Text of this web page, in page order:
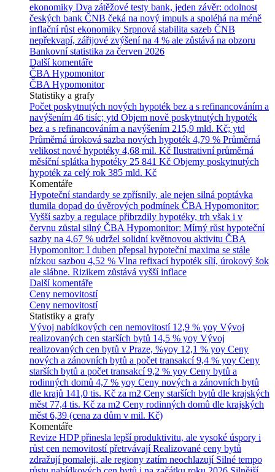
ekonomiky Dva zátěžové testy bank, jeden závěr: odolnost
českých bank ČNB čeká na nový impuls a spoléhá na méně
inflační růst ekonomiky Srpnová stabilita sazeb ČNB
nepřekvapí, zářijové zvýšení na 4 % ale zůstává na obzoru
Bankovní statistika za červen 2026
Další komentáře
ČBA Hypomonitor
ČBA Hypomonitor
Statistiky a grafy
Počet poskytnutých nových hypoték bez a s refinancováním a
navýšením 46 tisíc; ytd Objem nově poskytnutých hypoték
bez a s refinancováním a navýšením 215,9 mld. Kč; ytd
Průměrná úroková sazba nových hypoték 4,79 % Průměrná
velikost nové hypotéky 4,68 mil. Kč Ilustrativní průměrná
měsíční splátka hypotéky 25 841 Kč Objemy poskytnutých
hypoték za celý rok 385 mld. Kč
Komentáře
Hypoteční standardy se zpřísnily, ale nejen silná poptávka
tlumila dopad do úvěrových podmínek ČBA Hypomonitor:
Vyšší sazby a regulace přibrzdily hypotéky, trh však i v
červnu zůstal silný ČBA Hypomonitor: Mírný růst hypoteční
sazby na 4,67 % udržel solidní květnovou aktivitu ČBA
Hypomonitor: I duben přepsal hypoteční maxima se stále
nízkou sazbou 4,52 % Vlna refixací hypoték sílí, úrokový šok
ale slábne. Rizikem zůstává vyšší inflace
Další komentáře
Ceny nemovitostí
Ceny nemovitostí
Statistiky a grafy
Vývoj nabídkových cen nemovitostí 12,9 % yoy Vývoj
realizovaných cen starších bytů 14,5 % yoy Vývoj
realizovaných cen bytů v Praze, %yoy 12,1 % yoy Ceny
nových a zánovních bytů a počet transakcí 9,4 % yoy Ceny
starších bytů a počet transakcí 9,2 % yoy Ceny bytů a
rodinných domů 4,7 % yoy Ceny nových a zánovních bytů
dle krajů 141,0 tis. Kč za m2 Ceny starších bytů dle krajských
měst 77,4 tis. Kč za m2 Ceny rodinných domů dle krajských
měst 6,39 (cena za dům v mil. Kč)
Komentáře
Revize HDP přinesla lepší produktivitu, ale vysoké úspory i
růst cen nemovitostí přetrvávají Realizované ceny bytů
zdražují pomaleji, ale regiony zatím neochlazují Silné tempo